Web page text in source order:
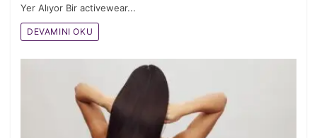
Yer Alıyor Bir activewear...
DEVAMINI OKU